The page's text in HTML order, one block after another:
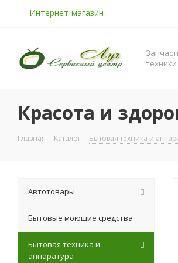
Интернет-магазин
Красота и
Главная - Каталог - Бытовая техника и
Автотовары
Бытовые моющие средства
Бытовая техника и
аппаратура